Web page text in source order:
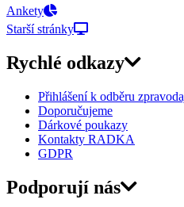
Ankety
Starší stránky
Rychlé odkazy
Přihlášení k odběru
Doporučujeme
Dárkové poukazy
Kontakty RADKA
GDPR
Podporují nás